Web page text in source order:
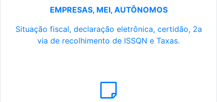
EMPRESAS, MEI, AUTÔNOMOS
Situação fiscal, declaração eletrônica, certidão, 2a
via de recolhimento de ISSQN e Taxas.